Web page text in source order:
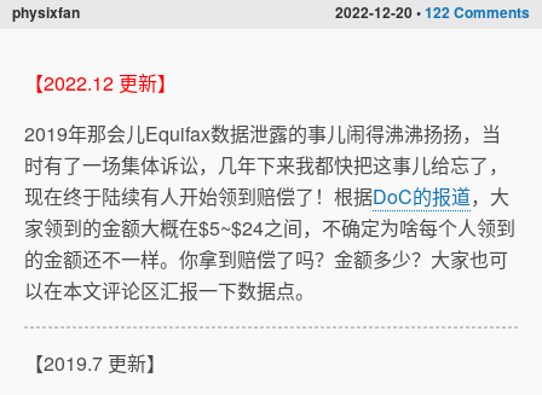
2022-12-20 •122 Comments
physixfan
【2022.12 更新】
2019年那会儿Equifax数据泄露的事儿闹得沸沸扬扬，当
时有了一场集体诉讼，几年下来我都快把这事儿给忘了，
现在终于陆续有人开始领到赔偿了！根据DoC的报道，大
家领到的金额大概在$5~$24之间，不确定为啥每个人领到
的金额还不一样。你拿到赔偿了吗？金额多少？大家也可
以在本文评论区汇报一下数据点。
【2019.7 更新】